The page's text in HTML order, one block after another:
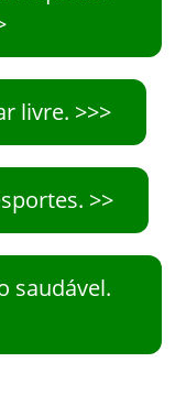
livre. >>>
>>
saudável.